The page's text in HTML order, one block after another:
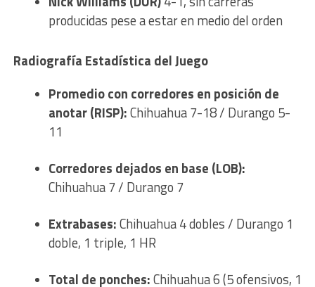
producidas pese a estar en medio del orden
Radiografía Estadística del Juego
Promedio con corredores en posición de
anotar (RISP):Chihuahua 7-18 / Durango 5-
11
Corredores dejados en base (LOB):
Chihuahua 7 / Durango 7
Extrabases:Chihuahua 4 dobles / Durango 1
doble, 1 triple, 1 HR
Total de ponches:Chihuahua 6 (5 ofensivos, 1